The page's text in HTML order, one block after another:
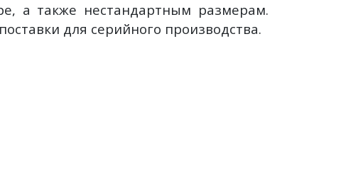
а также нестандартным размерам.
для серийного производства.